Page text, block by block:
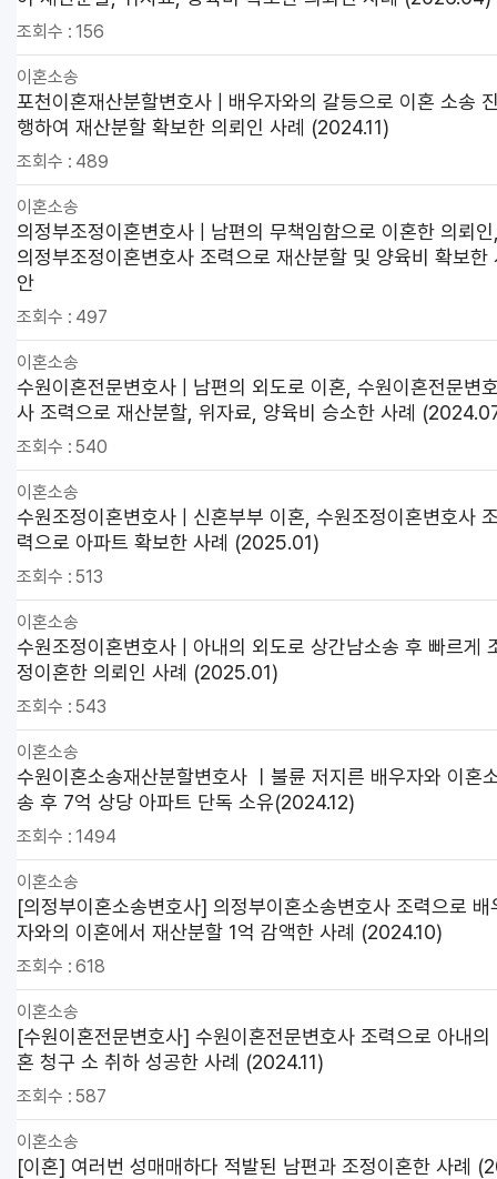
조회수 : 156
이혼소송
포천이혼재산분할변호사 | 배우자와의 갈등으로 이혼 소송
행하여 재산분할 확보한 의뢰인 사례 (2024.11)
조회수 : 489
이혼소송
의정부조정이혼변호사 | 남편의 무책임함으로 이혼한 의뢰
의정부조정이혼변호사 조력으로 재산분할 및 양육비 확보한
안
조회수 : 497
이혼소송
수원이혼전문변호사 | 남편의 외도로 이혼, 수원이혼전문변
사 조력으로 재산분할, 위자료, 양육비 승소한 사례
조회수 : 540
이혼소송
수원조정이혼변호사 | 신혼부부 이혼, 수원조정이혼변호사
력으로 아파트 확보한 사례 (2025.01)
조회수 : 513
이혼소송
수원조정이혼변호사 | 아내의 외도로 상간남소송 후 빠르게
정이혼한 의뢰인 사례 (2025.01)
조회수 : 543
이혼소송
수원이혼소송재산분할변호사 ㅣ불륜 저지른 배우자와 이혼
송 후 7억 상당 아파트 단독 소유(2024.12)
조회수 : 1494
이혼소송
[의정부이혼소송변호사] 의정부이혼소송변호사 조력으로 배
자와의 이혼에서 재산분할 1억 감액한 사례 (2024.10)
조회수 : 618
이혼소송
[수원이혼전문변호사] 수원이혼전문변호사 조력으로 아내의
혼 청구 소 취하 성공한 사례 (2024.11)
조회수 : 587
이혼소송
[이혼] 여러번 성매매하다 적발된 남편과 조정이혼한 사례